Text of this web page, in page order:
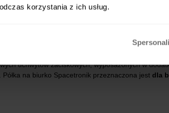
korzystania z ich usług.
do biurka nadaje się również do laptopa oraz
(faktyczny wygląd produktu przedstawia
uchwytów zaciskowych, wyposażonych w
na biurko Spacetronik przeznaczona jest dla